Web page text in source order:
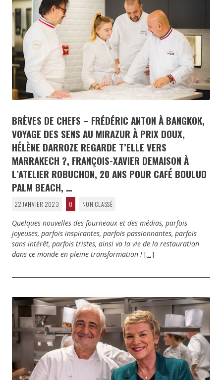
BRÈVES DE CHEFS – FRÉDÉRIC ANTON À BANGKOK,
VOYAGE DES SENS AU MIRAZUR À PRIX DOUX,
HÉLÈNE DARROZE REGARDE T’ELLE VERS
MARRAKECH ?, FRANÇOIS-XAVIER DEMAISON À
L’ATELIER ROBUCHON, 20 ANS POUR CAFÉ BOULUD
PALM BEACH, …
22 JANVIER 2023 0 NON CLASSÉ
Quelques nouvelles des fourneaux et des médias, parfois
joyeuses, parfois inspirantes, parfois passionnantes, parfois
sans intérêt, parfois tristes, ainsi va la vie de la restauration
dans ce monde en pleine transformation ! […]